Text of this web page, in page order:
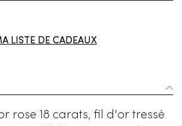
LISTE DE CADEAUX
rose 18 carats, fil d'or tressé